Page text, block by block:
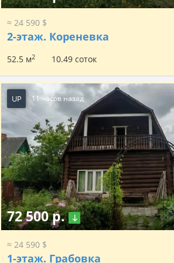
≈ 24 590 $
2-этаж. Кореневка
52.5 м2 10.49 соток
UP 11 часов назад
72 500 р.
≈ 24 590 $
1-этаж. Грабовка